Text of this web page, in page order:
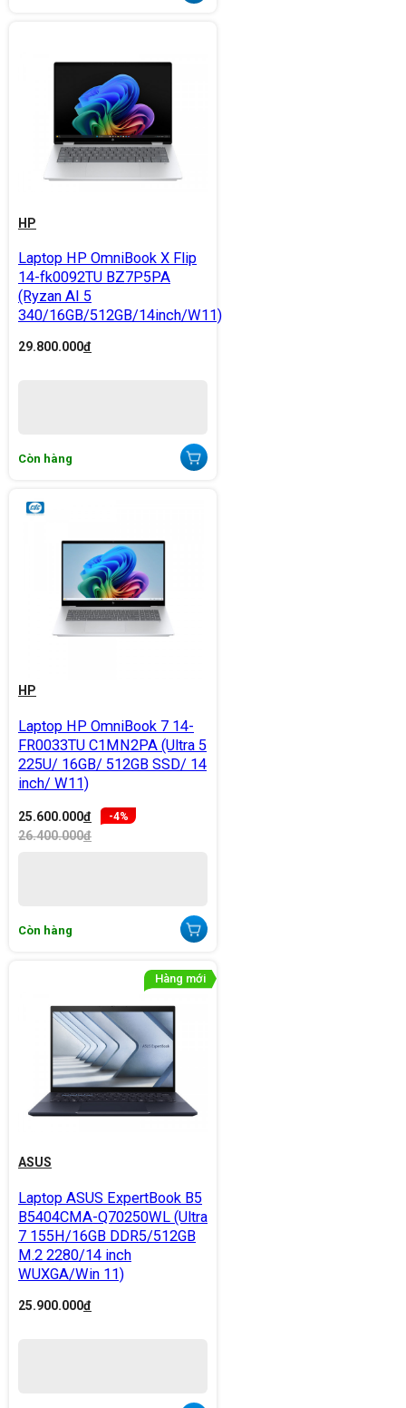
HP
Laptop HP OmniBook X Flip
14-fk0092TU BZ7P5PA
(Ryzan AI 5
340/16GB/512GB/14inch/W11)
29.800.000đ
Còn hàng
HP
Laptop HP OmniBook 7 14-
FR0033TU C1MN2PA (Ultra 5
225U/ 16GB/ 512GB SSD/ 14
inch/ W11)
25.600.000đ -4%
26.400.000đ
Còn hàng
ASUS
Laptop ASUS ExpertBook B5
B5404CMA-Q70250WL (Ultra
7 155H/16GB DDR5/512GB
M.2 2280/14 inch
WUXGA/Win 11)
25.900.000đ